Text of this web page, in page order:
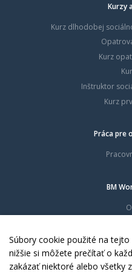
Kurzy
Kurz dlhodobej
Kurz
Inštruktor
Kurz
Práca pre
BM
Súbory cookie použité na
nižšie si môžete prečítať o
zakázať niektoré alebo všetky